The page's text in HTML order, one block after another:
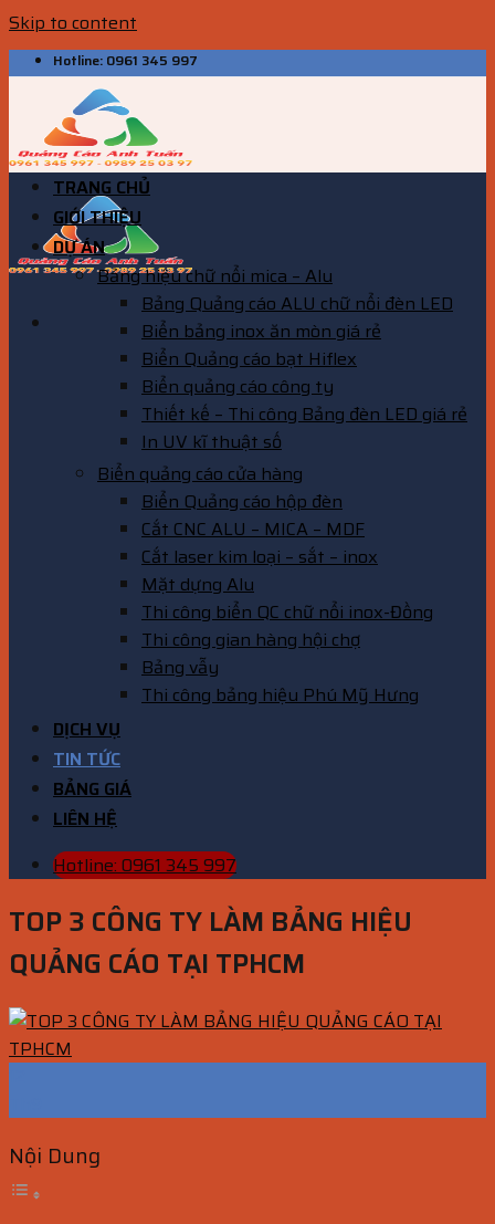
Skip to content
Hotline: 0961 345 997
TRANG CHỦ
GIỚI THIỆU
DỰ ÁN
Bảng hiệu chữ nổi mica – Alu
Bảng Quảng cáo ALU chữ nổi đèn LED
Biển bảng inox ăn mòn giá rẻ
Biển Quảng cáo bạt Hiflex
Biển quảng cáo công ty
Thiết kế – Thi công Bảng đèn LED giá rẻ
In UV kĩ thuật số
Biển quảng cáo cửa hàng
Biển Quảng cáo hộp đèn
Cắt CNC ALU – MICA – MDF
Cắt laser kim loại – sắt – inox
Mặt dựng Alu
Thi công biển QC chữ nổi inox-Đồng
Thi công gian hàng hội chợ
Bảng vẫy
Thi công bảng hiệu Phú Mỹ Hưng
DỊCH VỤ
TIN TỨC
BẢNG GIÁ
LIÊN HỆ
Hotline: 0961 345 997
TOP 3 CÔNG TY LÀM BẢNG HIỆU
QUẢNG CÁO TẠI TPHCM
Nội Dung